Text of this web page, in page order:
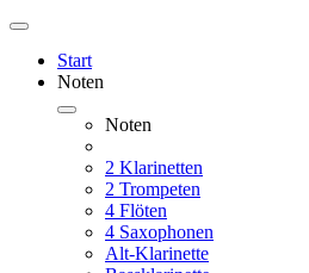
Start
Noten
Noten
2 Klarinetten
2 Trompeten
4 Flöten
4 Saxophonen
Alt-Klarinette